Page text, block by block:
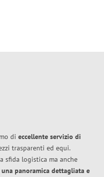
di eccellente servizio di
trasparenti ed equi.
sfida logistica ma anche
una panoramica dettagliata e